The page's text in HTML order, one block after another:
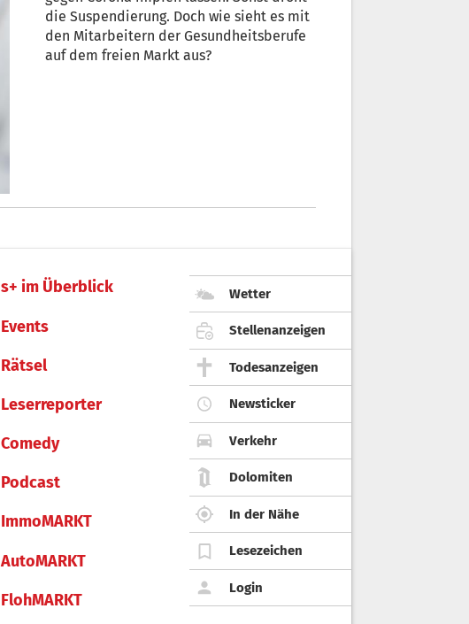
die Suspendierung. Doch wie sieht es mit
den Mitarbeitern der Gesundheitsberufe
auf dem freien Markt aus?
s+ im Überblick
Events
Rätsel
Leserreporter
Comedy
Podcast
ImmoMARKT
AutoMARKT
FlohMARKT
Wetter
Stellenanzeigen
Todesanzeigen
Newsticker
Verkehr
Dolomiten
In der Nähe
Lesezeichen
Login